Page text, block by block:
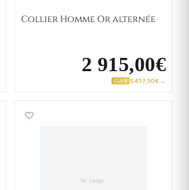
Collier Homme Or alternée
2 915,00€
CLUB 1 457,50 € →